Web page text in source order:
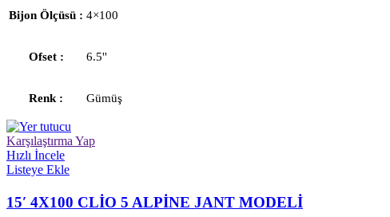
Bijon Ölçüsü 4×100
Ofset 6.5''
Renk Gümüş
Karşılaştırma Yap
Hızlı İncele
Listeye Ekle
15′ 4X100 CLİO 5 ALPİNE JANT MODELİ